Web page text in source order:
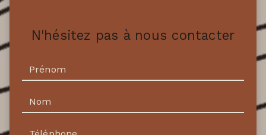
N'hésitez pas à nous contacter